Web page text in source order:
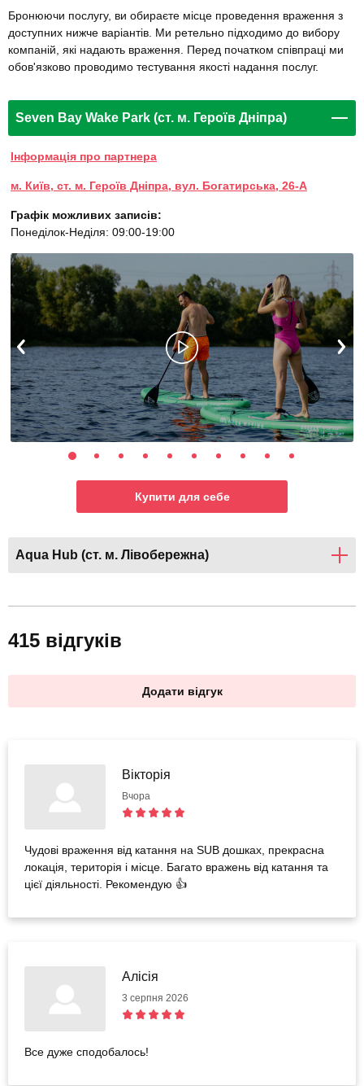
Бронюючи послугу, ви обираєте місце проведення враження з
доступних нижче варіантів. Ми ретельно підходимо до вибору
компаній, які надають враження. Перед початком співпраці ми
обов'язково проводимо тестування якості надання послуг.
Seven Bay Wake Park (ст. м. Героїв Дніпра)
Інформація про партнера
м. Київ, ст. м. Героїв Дніпра, вул. Богатирська, 26-А
Графік можливих записів:
Понеділок-Неділя: 09:00-19:00
Купити для себе
Aqua Hub (ст. м. Лівобережна)
415 відгуків
Додати відгук
Вікторія
Вчора
Чудові враження від катання на SUB дошках, прекрасна
локація, територія і місце. Багато вражень від катання та
цієї діяльності. Рекомендую 👍
Алісія
3 серпня 2026
Все дуже сподобалось!